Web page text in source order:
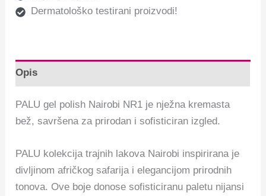
Dermatološko testirani proizvodi!
Opis
PALU gel polish Nairobi NR1 je nježna kremasta
bež, savršena za prirodan i sofisticiran izgled.
PALU kolekcija trajnih lakova Nairobi inspirirana je
divljinom afričkog safarija i elegancijom prirodnih
tonova. Ove boje donose sofisticiranu paletu nijansi